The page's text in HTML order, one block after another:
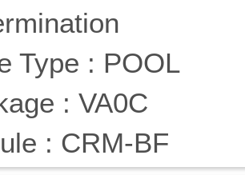
Type : POOL
: VA0C
: CRM-BF